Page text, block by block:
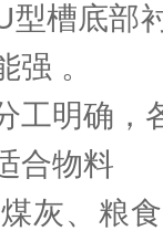
型槽底部
强 。
工明确，
合物料
灰、粮